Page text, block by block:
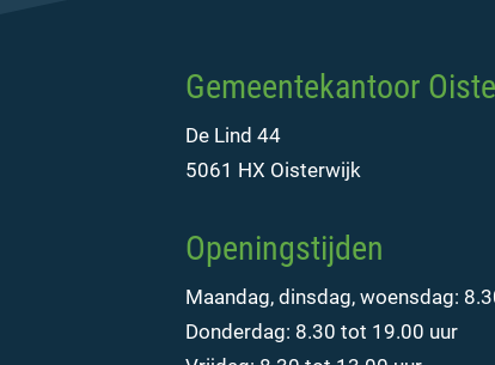
Gemeentekantoor
De Lind 44
5061 HX Oisterwijk
Openingstijden
Maandag, dinsdag, woensdag:
Donderdag: 8.30 tot 19.00 uur